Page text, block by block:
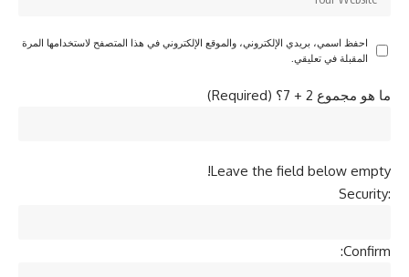
احفظ اسمي، بريدي الإلكتروني، والموقع الإلكتروني في هذا المتصفح لاستخدامها المرة
المقبلة في تعليقي.
ما هو مجموع 2 + 7؟ (Required)
Leave the field below empty!
Security:
Confirm: